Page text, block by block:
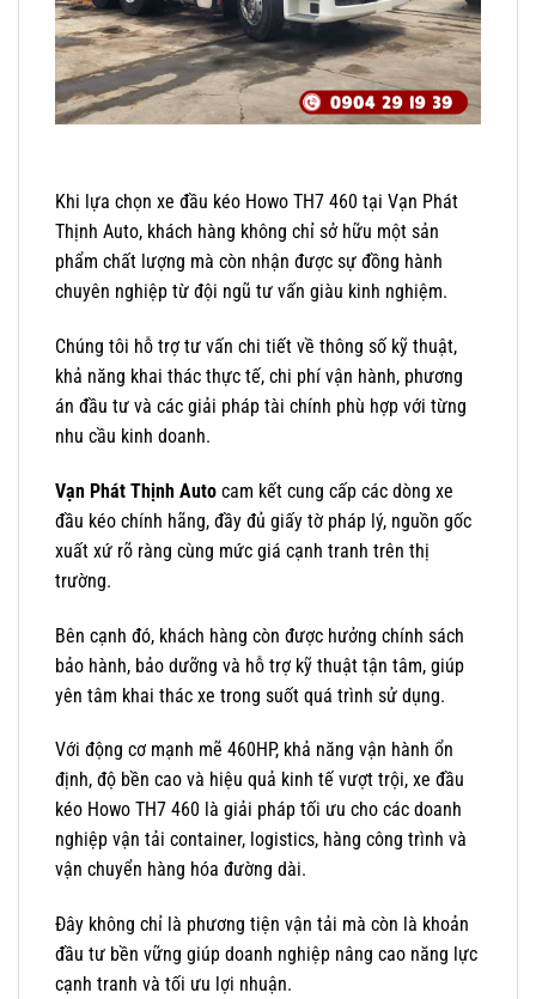
Khi lựa chọn xe đầu kéo Howo TH7 460 tại Vạn Phát
Thịnh Auto, khách hàng không chỉ sở hữu một sản
phẩm chất lượng mà còn nhận được sự đồng hành
chuyên nghiệp từ đội ngũ tư vấn giàu kinh nghiệm.
Chúng tôi hỗ trợ tư vấn chi tiết về thông số kỹ thuật,
khả năng khai thác thực tế, chi phí vận hành, phương
án đầu tư và các giải pháp tài chính phù hợp với từng
nhu cầu kinh doanh.
Vạn Phát Thịnh Auto cam kết cung cấp các dòng xe
đầu kéo chính hãng, đầy đủ giấy tờ pháp lý, nguồn gốc
xuất xứ rõ ràng cùng mức giá cạnh tranh trên thị
trường.
Bên cạnh đó, khách hàng còn được hưởng chính sách
bảo hành, bảo dưỡng và hỗ trợ kỹ thuật tận tâm, giúp
yên tâm khai thác xe trong suốt quá trình sử dụng.
Với động cơ mạnh mẽ 460HP, khả năng vận hành ổn
định, độ bền cao và hiệu quả kinh tế vượt trội, xe đầu
kéo Howo TH7 460 là giải pháp tối ưu cho các doanh
nghiệp vận tải container, logistics, hàng công trình và
vận chuyển hàng hóa đường dài.
Đây không chỉ là phương tiện vận tải mà còn là khoản
đầu tư bền vững giúp doanh nghiệp nâng cao năng lực
cạnh tranh và tối ưu lợi nhuận.